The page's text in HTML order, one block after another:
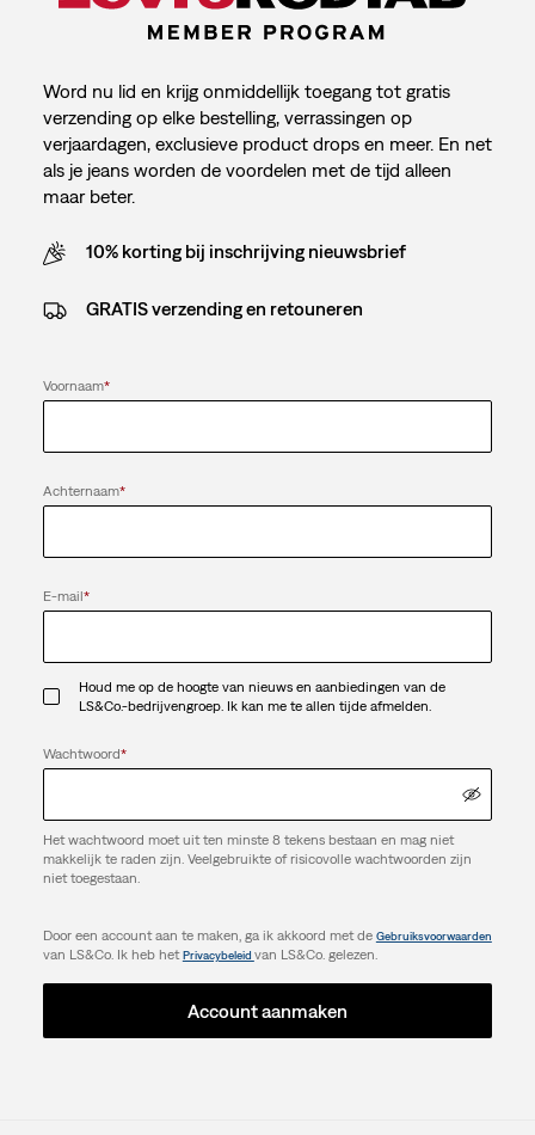
Word nu lid en krijg onmiddellijk toegang tot gratis
verzending op elke bestelling, verrassingen op
verjaardagen, exclusieve product drops en meer. En net
als je jeans worden de voordelen met de tijd alleen
maar beter.
10% korting bij inschrijving nieuwsbrief
GRATIS verzending en retouneren
Voornaam*
Achternaam*
E-mail*
Houd me op de hoogte van nieuws en aanbiedingen van de
LS&Co.-bedrijvengroep. Ik kan me te allen tijde afmelden.
Wachtwoord*
Het wachtwoord moet uit ten minste 8 tekens bestaan en mag niet
makkelijk te raden zijn. Veelgebruikte of risicovolle wachtwoorden zijn
niet toegestaan.
Door een account aan te maken, ga ik akkoord met de Gebruiksvoorwaarden
van LS&Co. Ik heb hetPrivacybeleid van LS&Co. gelezen.
Account aanmaken